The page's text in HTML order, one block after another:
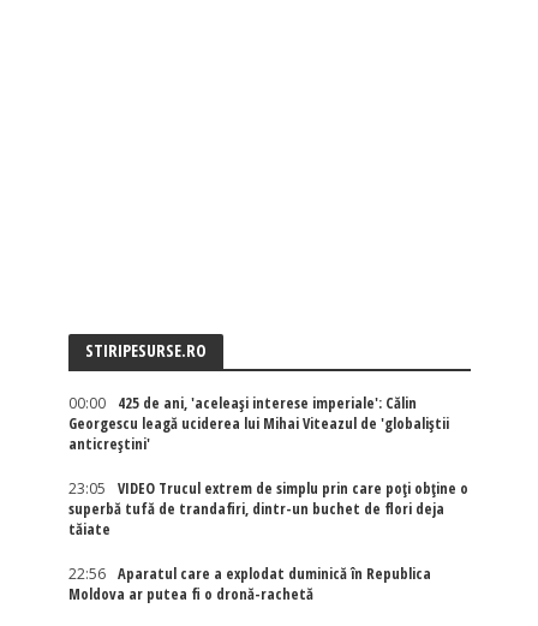
STIRIPESURSE.RO
00:00
425 de ani, 'aceleași interese imperiale': Călin
Georgescu leagă uciderea lui Mihai Viteazul de 'globaliștii
anticreștini'
23:05
VIDEO Trucul extrem de simplu prin care poți obține o
superbă tufă de trandafiri, dintr-un buchet de flori deja
tăiate
22:56
Aparatul care a explodat duminică în Republica
Moldova ar putea fi o dronă-rachetă